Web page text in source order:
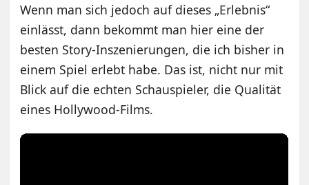
Wenn man sich jedoch auf dieses „Erlebnis“
einlässt, dann bekommt man hier eine der
besten Story-Inszenierungen, die ich bisher in
einem Spiel erlebt habe. Das ist, nicht nur mit
Blick auf die echten Schauspieler, die Qualität
eines Hollywood-Films.